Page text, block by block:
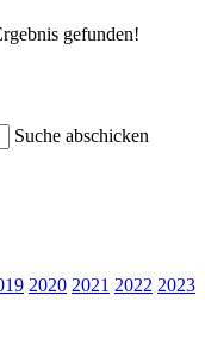
gefunden!
Suche abschicken
2020 2021 2022 2023